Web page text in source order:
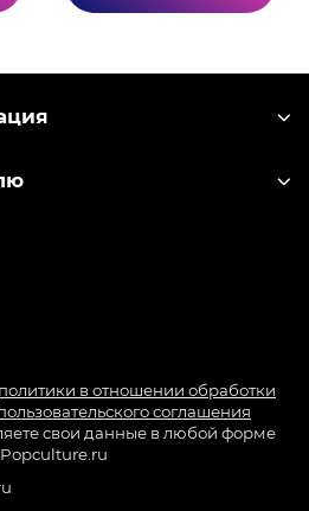
политики в отношении обработки
соглашения
свои данные в любой форме